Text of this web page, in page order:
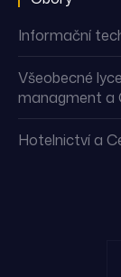
Informační
Všeobecné
managment a
Hotelnictví a